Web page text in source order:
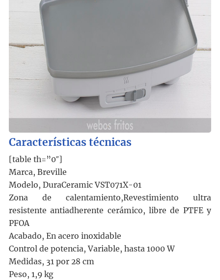
Características técnicas
[table th=”0″]
Marca, Breville
Modelo, DuraCeramic VST071X-01
Zona de calentamiento,Revestimiento ultra
resistente antiadherente cerámico, libre de PTFE y
PFOA
Acabado, En acero inoxidable
Control de potencia, Variable, hasta 1000 W
Medidas, 31 por 28 cm
Peso, 1,9 kg